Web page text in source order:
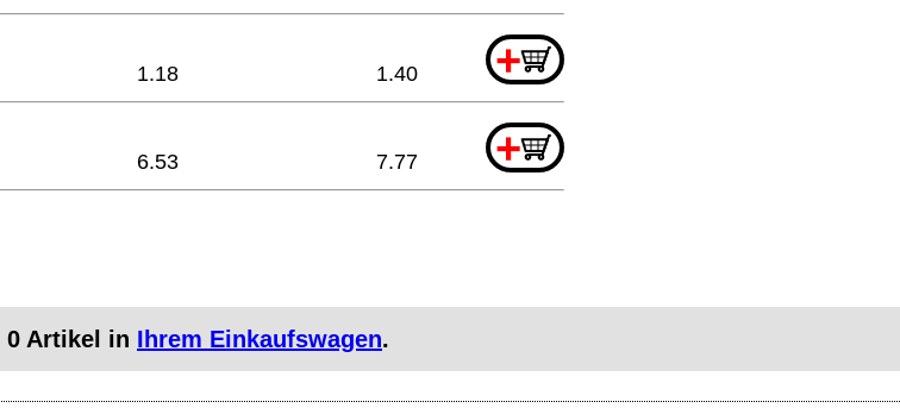
+
1.18 1.40
+
6.53 7.77
0 Artikel in Ihrem Einkaufswagen.